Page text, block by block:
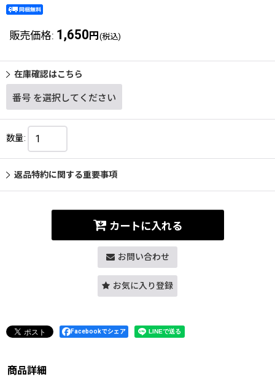
販売価格: 1,650 円 (税込)
在庫確認はこちら
番号 を選択してください
数量:
返品特約に関する重要事項
カートに入れる
お問い合わせ
お気に入り登録
Facebookでシェア
商品詳細